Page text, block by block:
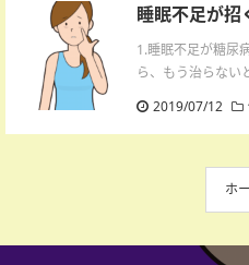
睡眠不足が招
1.睡眠不足が糖尿
ら、もう治らない
2019/07/12
ホ